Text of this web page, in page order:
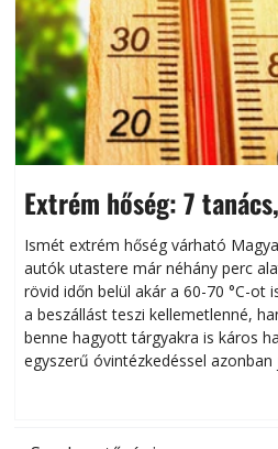
Extrém hőség: 7
megóvhatjuk
Ismét extrém hőség várható
autók utastere már néhány perc
rövid időn belül akár a 60-70 °C-ot
a beszállást teszi kellemetlenné,
benne hagyott tárgyakra is káros
egyszerű óvintézkedéssel